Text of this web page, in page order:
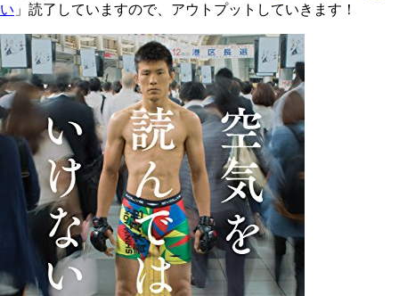
い 」読了していますので、アウトプットしていきます！